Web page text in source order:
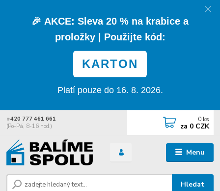
🎉 AKCE: Sleva 20 % na krabice a
proložky| Použijte kód:
KARTON
Platí pouze do 16. 8. 2026.
Menu
Hledat
+420 777 461 661
(Po-Pá, 8-16 hod.)
0 ks
za 0 CZK